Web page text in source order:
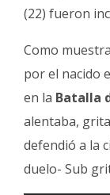
(22) fueron
Como
por el nacido
en la Batalla
alentaba,
defendió a la
duelo- Sub